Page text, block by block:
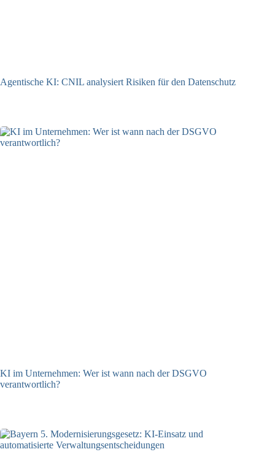
Agentische KI: CNIL analysiert Risiken für den Datenschutz
KI im Unternehmen: Wer ist wann nach der DSGVO
verantwortlich?